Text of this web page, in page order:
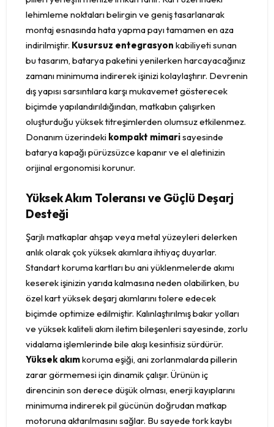
lehimleme noktaları belirgin ve geniş tasarlanarak
montaj esnasında hata yapma payı tamamen en aza
indirilmiştir. Kusursuz entegrasyon kabiliyeti sunan
bu tasarım, batarya paketini yenilerken harcayacağınız
zamanı minimuma indirerek işinizi kolaylaştırır. Devrenin
dış yapısı sarsıntılara karşı mukavemet gösterecek
biçimde yapılandırıldığından, matkabın çalışırken
oluşturduğu yüksek titreşimlerden olumsuz etkilenmez.
Donanım üzerindeki kompakt mimarisayesinde
batarya kapağı pürüzsüzce kapanır ve el aletinizin
orijinal ergonomisi korunur.
Yüksek Akım Toleransı ve Güçlü Deşarj
Desteği
Şarjlı matkaplar ahşap veya metal yüzeyleri delerken
anlık olarak çok yüksek akımlara ihtiyaç duyarlar.
Standart koruma kartları bu ani yüklenmelerde akımı
keserek işinizin yarıda kalmasına neden olabilirken, bu
özel kart yüksek deşarj akımlarını tolere edecek
biçimde optimize edilmiştir. Kalınlaştırılmış bakır yolları
ve yüksek kaliteli akım iletim bileşenleri sayesinde, zorlu
vidalama işlemlerinde bile akışı kesintisiz sürdürür.
Yüksek akımkoruma eşiği, ani zorlanmalarda pillerin
zarar görmemesi için dinamik çalışır. Ürünün iç
direncinin son derece düşük olması, enerji kayıplarını
minimuma indirerek pil gücünün doğrudan matkap
motoruna aktarılmasını sağlar. Bu sayede tork kaybı